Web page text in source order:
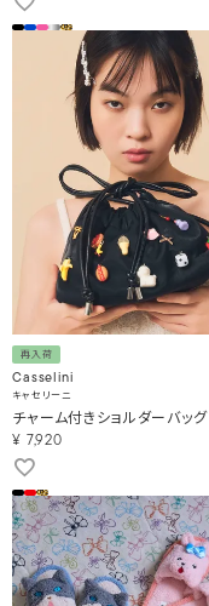
再入荷
Casselini
キャセリーニ
チャーム付きショルダーバッグ
¥ 7,920